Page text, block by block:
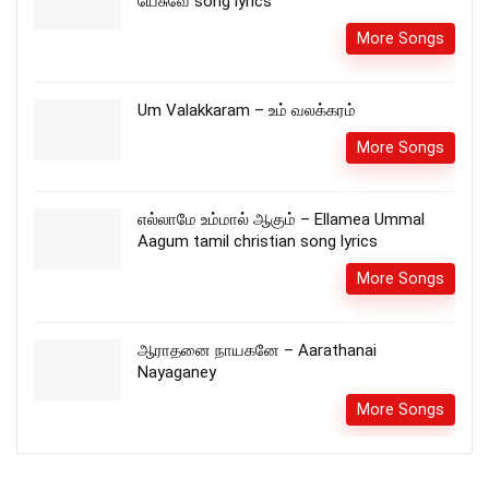
More Songs
Um Valakkaram – உம் வலக்கரம்
More Songs
எல்லாமே உம்மால் ஆகும் – Ellamea Ummal
Aagum tamil christian song lyrics
More Songs
ஆராதனை நாயகனே – Aarathanai
Nayaganey
More Songs